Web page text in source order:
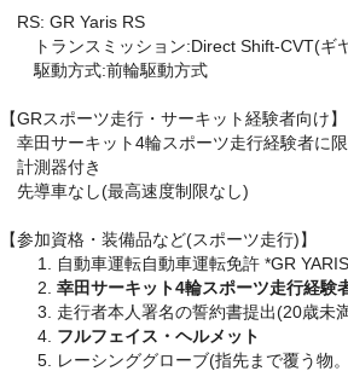
RS: GR Yaris RS
トランスミッション:Direct Shift-CVT(ギ
駆動方式:前輪駆動方式
【GRスポーツ走行・サーキット経験者向け】
幸田サーキット4輪スポーツ走行経験者に
計測器付き
先導車なし(最高速度制限なし)
【参加資格・装備品など(スポーツ走行)】
自動車運転自動車運転免許 *GR
幸田サーキット4輪スポーツ走行経験
走行者本人署名の誓約書提出(20歳未
フルフェイス・ヘルメット
レーシンググローブ(指先まで覆う物